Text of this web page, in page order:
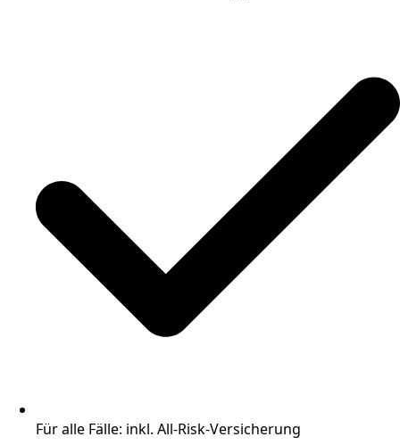
Für alle Fälle: inkl. All-Risk-Versicherung